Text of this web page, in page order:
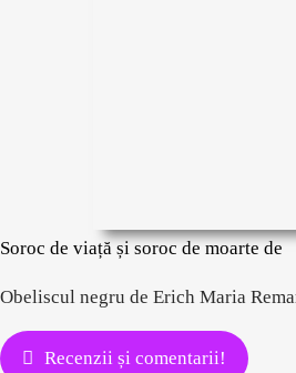
Soroc de viață și soroc de moarte de
Obeliscul negru de Erich Maria
Recenzii și comentarii!